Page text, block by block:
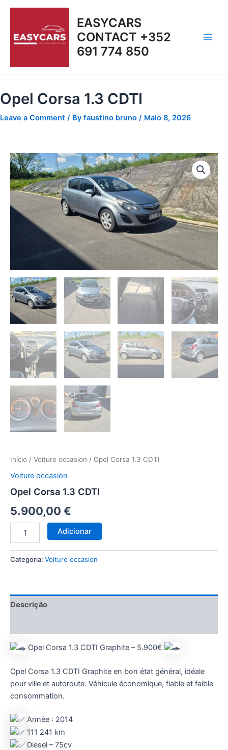
Skip
EASYCARS
CONTACT +352
691 774 850
Opel Corsa 1.3 CDTI
Leave a Comment / By faustino bruno / Maio 8, 2026
Início / Voiture occasion / Opel Corsa 1.3 CDTI
Voiture occasion
Opel Corsa 1.3 CDTI
5.900,00 €
Quantidade
de
Opel
Corsa
CDTI
Adicionar
Categoria: Voiture occasion
Descrição
Opel Corsa 1.3 CDTI Graphite – 5.900€
Opel Corsa 1.3 CDTI Graphite en bon état général, idéale
pour ville et autoroute. Véhicule économique, fiable et faible
consommation.
Année : 2014
111 241 km
Diesel – 75cv